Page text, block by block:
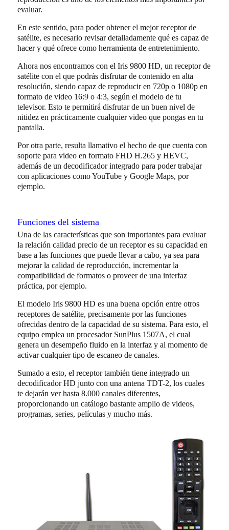
evaluar.
En este sentido, para poder obtener el mejor receptor de
satélite, es necesario revisar detalladamente qué es capaz de
hacer y qué ofrece como herramienta de entretenimiento.
Ahora nos encontramos con el Iris 9800 HD, un receptor de
satélite con el que podrás disfrutar de contenido en alta
resolución, siendo capaz de reproducir en 720p o 1080p en
formato de video 16:9 o 4:3, según el modelo de tu
televisor. Esto te permitirá disfrutar de un buen nivel de
nitidez en prácticamente cualquier video que pongas en tu
pantalla.
Por otra parte, resulta llamativo el hecho de que cuenta con
soporte para video en formato FHD H.265 y HEVC,
además de un decodificador integrado para poder trabajar
con aplicaciones como YouTube y Google Maps, por
ejemplo.
Funciones del sistema
Una de las características que son importantes para evaluar
la relación calidad precio de un receptor es su capacidad en
base a las funciones que puede llevar a cabo, ya sea para
mejorar la calidad de reproducción, incrementar la
compatibilidad de formatos o proveer de una interfaz
práctica, por ejemplo.
El modelo Iris 9800 HD es una buena opción entre otros
receptores de satélite, precisamente por las funciones
ofrecidas dentro de la capacidad de su sistema. Para esto, el
equipo emplea un procesador SunPlus 1507A, el cual
genera un desempeño fluido en la interfaz y al momento de
activar cualquier tipo de escaneo de canales.
Sumado a esto, el receptor también tiene integrado un
decodificador HD junto con una antena TDT-2, los cuales
te dejarán ver hasta 8.000 canales diferentes,
proporcionando un catálogo bastante amplio de videos,
programas, series, películas y mucho más.